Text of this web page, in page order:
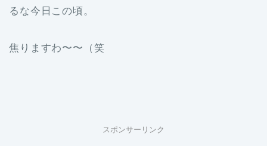
るな今日この頃。
焦りますわ〜〜（笑
スポンサーリンク